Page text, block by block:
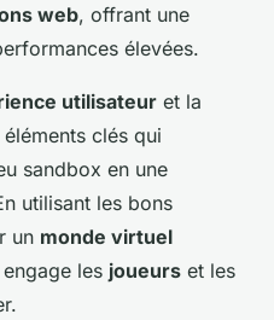
web, offrant une
élevées.
utilisateur et la
clés qui
sandbox en une
utilisant les bons
un monde virtuel
les joueurs et les